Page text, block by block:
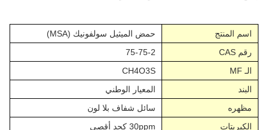
اسم المنتج
حمض الميثيل سولفونيك (MSA)
رقم CAS
75-75-2
الـ MF
CH4O3S
البند
المعيار الوطني
مظهره
سائل شفاف بلا لون
الكبريتات
30ppm كحد أقصى